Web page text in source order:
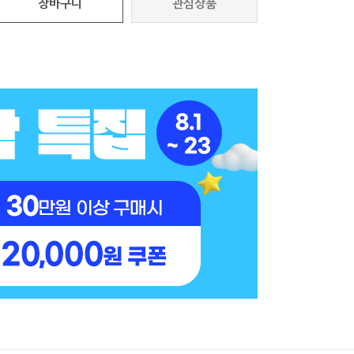
장바구니 관심상품